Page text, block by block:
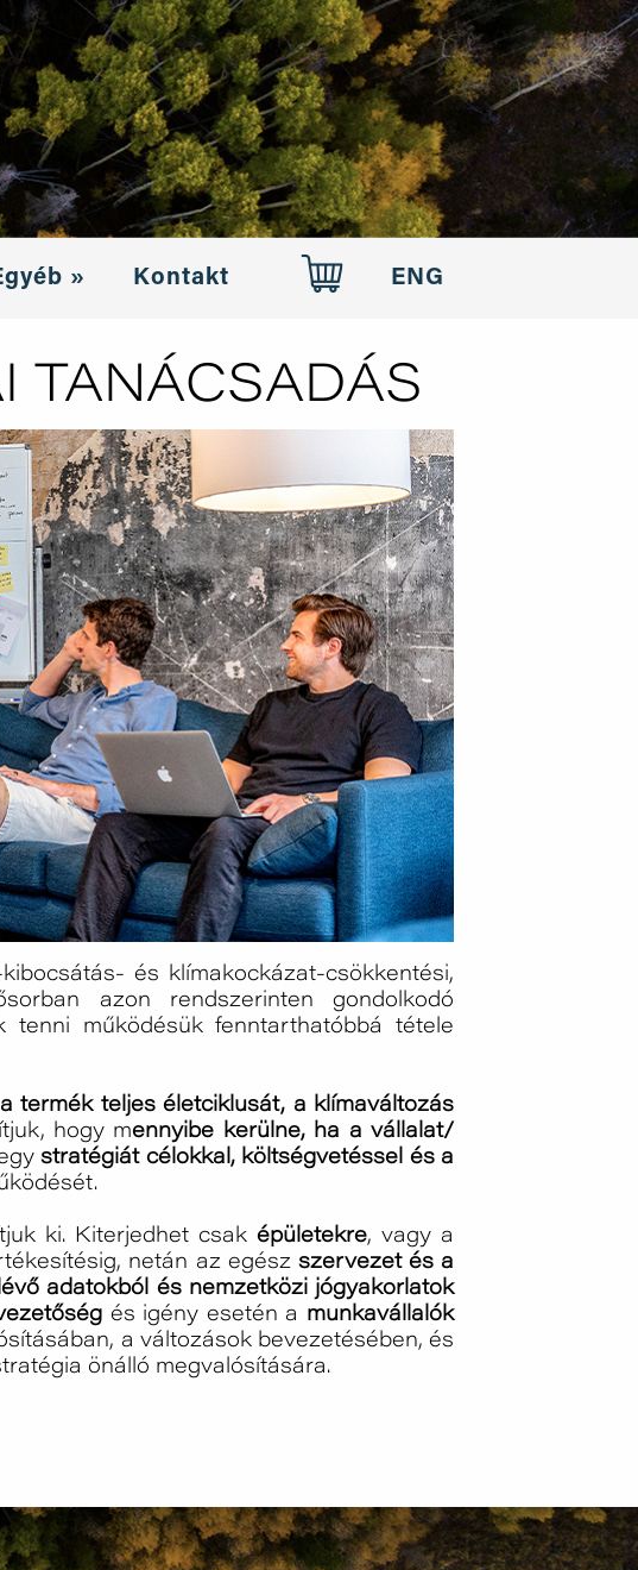
» Kontakt ENG
TANÁCSADÁS
és klímakockázat-csökkentési,
azon rendszerinten gondolkodó
működésük fenntarthatóbbá tétele
termék teljes életciklusát, a klímaváltozás
hogy mennyibe kerülne, ha a vállalat/
stratégiát célokkal, költségvetéssel és a
ki. Kiterjedhet csak épületekre, vagy a
netán az egész szervezet és a
adatokból és nemzetközi jógyakorlatok
és igény esetén a munkavállalók
a változások bevezetésében, és
önálló megvalósítására.